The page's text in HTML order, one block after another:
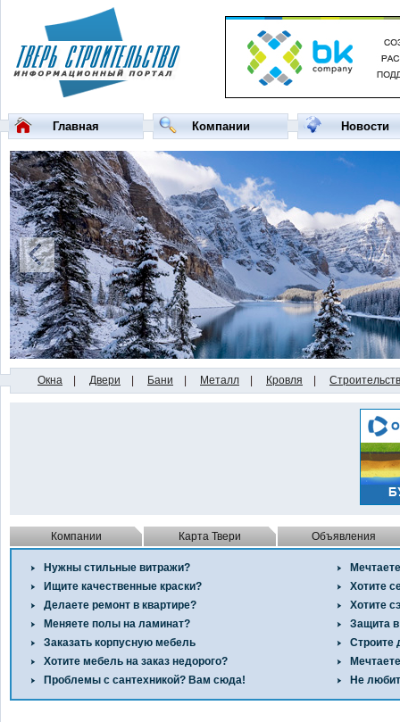
Главная Компании Новости
Окна Двери Бани Металл Кровля
Компании Карта Твери Объявления
Нужны стильные витражи?
Ищите качественные краски?
Делаете ремонт в квартире?
Меняете полы на ламинат?
Заказать корпусную мебель
Хотите мебель на заказ недорого?
Проблемы с сантехникой? Вам сюда!
Хотите
Хотите
Защита
Строите
Не